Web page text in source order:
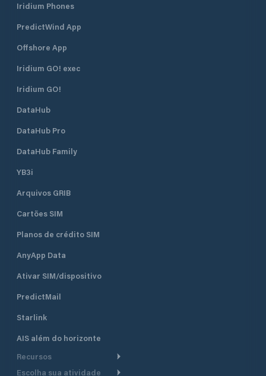
Iridium Phones
PredictWind App
Offshore App
Iridium GO! exec
Iridium GO!
DataHub
DataHub Pro
DataHub Family
YB3i
Arquivos GRIB
Cartões SIM
Planos de crédito SIM
AnyApp Data
Ativar SIM/dispositivo
PredictMail
Starlink
AIS além do horizonte
Recursos
Escolha sua atividade